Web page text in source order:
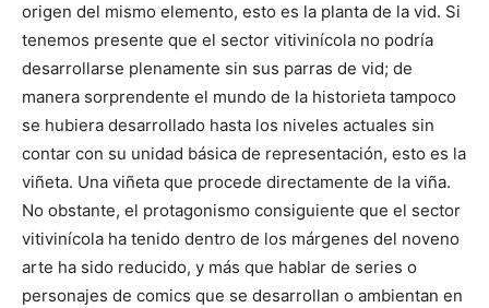
origen del mismo elemento, esto es la planta de la vid. Si
tenemos presente que el sector vitivinícola no podría
desarrollarse plenamente sin sus parras de vid; de
manera sorprendente el mundo de la historieta tampoco
se hubiera desarrollado hasta los niveles actuales sin
contar con su unidad básica de representación, esto es la
viñeta. Una viñeta que procede directamente de la viña.
No obstante, el protagonismo consiguiente que el sector
vitivinícola ha tenido dentro de los márgenes del noveno
arte ha sido reducido, y más que hablar de series o
personajes de comics que se desarrollan o ambientan en